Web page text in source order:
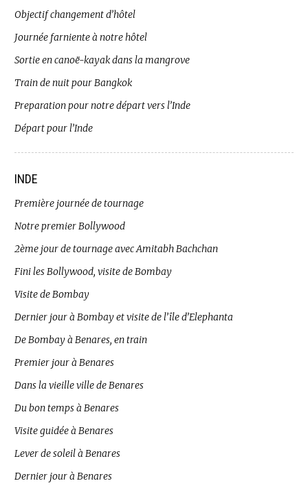
Objectif changement d’hôtel
Journée farniente à notre hôtel
Sortie en canoë-kayak dans la mangrove
Train de nuit pour Bangkok
Preparation pour notre départ vers l’Inde
Départ pour l’Inde
INDE
Première journée de tournage
Notre premier Bollywood
2ème jour de tournage avec Amitabh Bachchan
Fini les Bollywood, visite de Bombay
Visite de Bombay
Dernier jour à Bombay et visite de l’île d’Elephanta
De Bombay à Benares, en train
Premier jour à Benares
Dans la vieille ville de Benares
Du bon temps à Benares
Visite guidée à Benares
Lever de soleil à Benares
Dernier jour à Benares